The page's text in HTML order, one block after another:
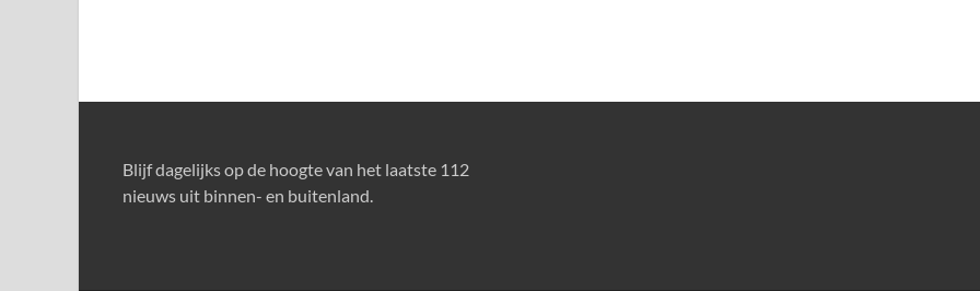
Blijf dagelijks op de hoogte van het laatste 112
nieuws uit binnen- en buitenland.